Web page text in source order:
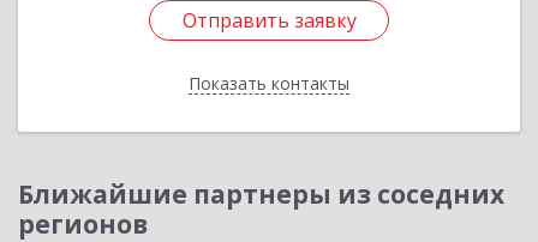
Отправить заявку
Показать контакты
Отправить заявку
Назад
Ближайшие партнеры из соседних
регионов